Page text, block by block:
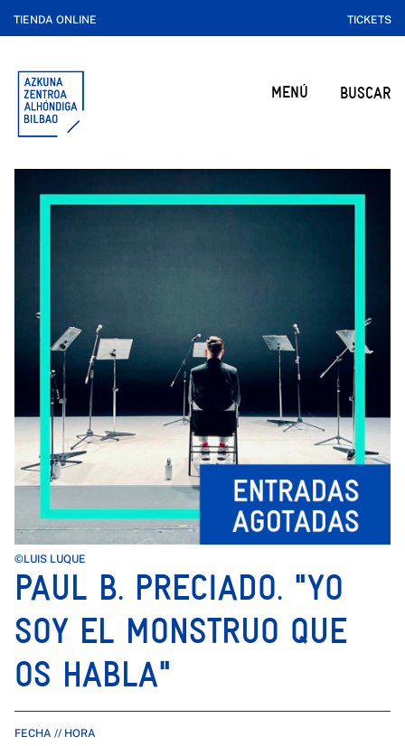
TIENDA ONLINE TICKETS
MENÚ BUSCAR
©LUIS LUQUE
PAUL B. PRECIADO. "YO
SOY EL MONSTRUO QUE
OS HABLA"
FECHA // HORA